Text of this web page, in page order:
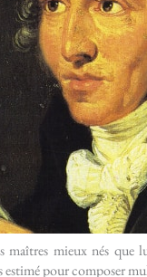
maîtres mieux nés
estimé pour composer